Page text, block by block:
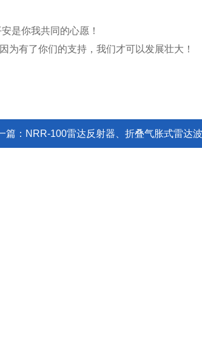
是你我共同的心愿！
为有了你们的支持，我们才可以发展壮大！
篇： NRR-100雷达反射器、折叠气胀式雷达波反射器、CCS充气式